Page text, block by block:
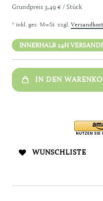
Grundpreis3,49 € / Stück
* inkl. ges. MwSt. zzgl.
INNERHALB 24H
IN DEN
WUNSCHLISTE